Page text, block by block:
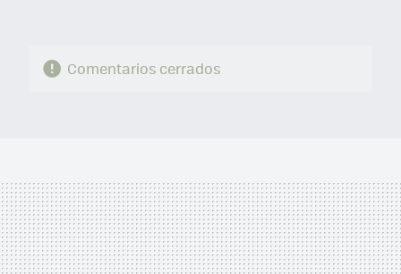
Comentarios cerrados